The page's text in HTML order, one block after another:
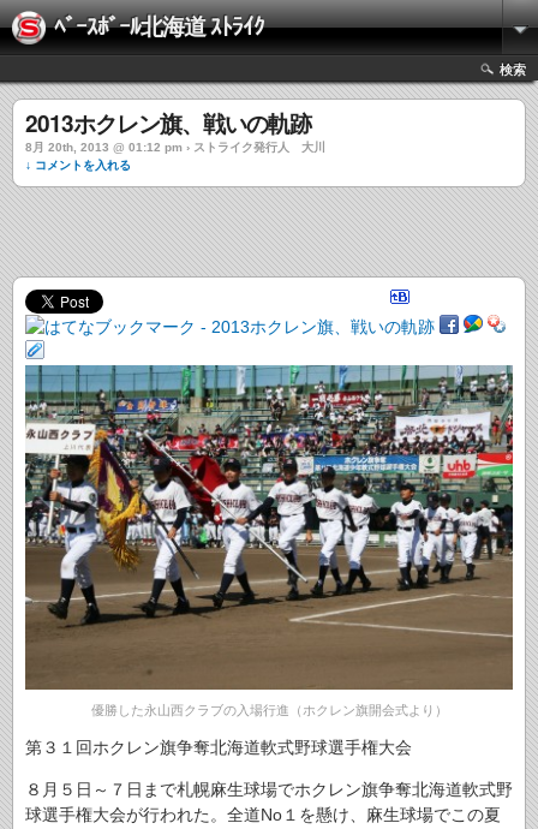
ﾍﾞｰｽﾎﾞｰﾙ北海道 ｽﾄﾗｲｸ
検索
2013ホクレン旗、戦いの軌跡
8月 20th, 2013 @ 01:12 pm › ストライク発行人 大川
↓ コメントを入れる
優勝した永山西クラブの入場行進（ホクレン旗開会式より）
第３１回ホクレン旗争奪北海道軟式野球選手権大会
８月５日～７日まで札幌麻生球場でホクレン旗争奪北海道軟式野
球選手権大会が行われた。全道No１を懸け、麻生球場でこの夏